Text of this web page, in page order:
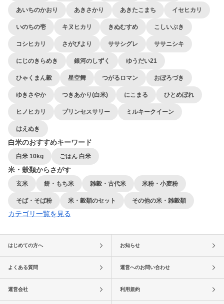
あいちのかおり あきさかり あきたこまち イセヒカリ
いのちの壱 キヌヒカリ きぬむすめ こしいぶき
コシヒカリ さがびより ササシグレ ササニシキ
にじのきらめき 銀河のしずく ゆうだい21
ひゃくまん穀 星空舞 つがるロマン おぼろづき
ゆきさやか つきあかり(白米) にこまる ひとめぼれ
ヒノヒカリ プリンセスサリー ミルキークイーン
はえぬき
白米のおすすめキーワード
白米 10kg ごはん 白米
米・穀類からさがす
玄米 餅・もち米 雑穀・古代米 米粉・小麦粉
そば・そば粉 米・穀類のセット その他の米・雑穀類
カテゴリ一覧を見る
はじめての方へ お知らせ
よくある質問 運営へのお問い合わせ
運営会社 利用規約